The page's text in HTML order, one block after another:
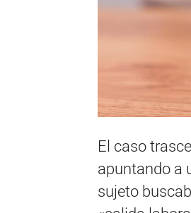
El caso
apuntando a
sujeto